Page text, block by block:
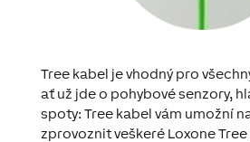
Tree kabel je vhodný pro
ať už jde o pohybové senzory,
spoty: Tree kabel vám umožní
zprovoznit veškeré Loxone